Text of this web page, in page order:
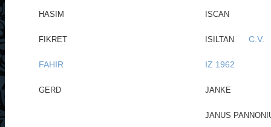
HASIM ISCAN
FIKRET ISILTAN C.V.
FAHIR IZ 1962
GERD JANKE
JANUS